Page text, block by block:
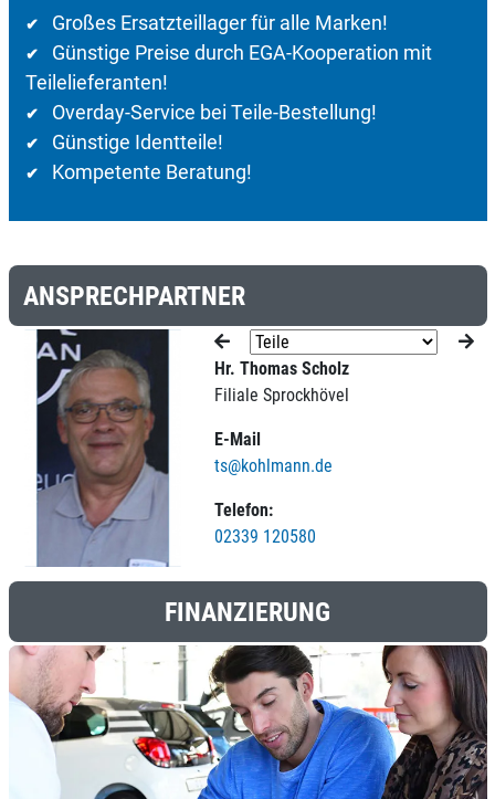
✔ Großes Ersatzteillager für alle Marken!
✔ Günstige Preise durch EGA-Kooperation mit
Teilelieferanten!
✔ Overday-Service bei Teile-Bestellung!
✔ Günstige Identteile!
✔ Kompetente Beratung!
ANSPRECHPARTNER
Hr. Thomas Scholz
Filiale Sprockhövel
E-Mail
ts@kohlmann.de
Telefon:
02339 120580
FINANZIERUNG